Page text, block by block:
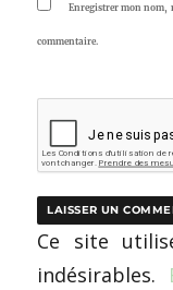
Enregistrer mon nom,
commentaire.
Ce site
indésirables.